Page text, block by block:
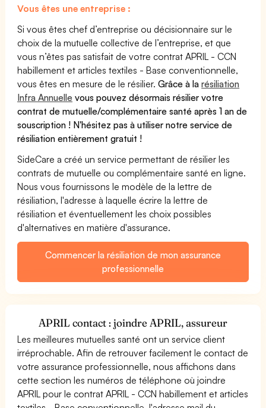
Vous êtes une entreprise :
Si vous êtes chef d’entreprise ou décisionnaire sur le
choix de la mutuelle collective de l’entreprise, et que
vous n’êtes pas satisfait de votre contrat APRIL - CCN
habillement et articles textiles - Base conventionnelle,
vous êtes en mesure de le résilier.Grâce à larésiliation
Infra Annuelle vous pouvez désormais résilier votre
contrat de mutuelle/complémentaire santé après 1 an de
souscription ! N'hésitez pas à utiliser notre service de
résiliation entièrement gratuit !
SideCare a créé un service permettant de résilier les
contrats de mutuelle ou complémentaire santé en ligne.
Nous vous fournissons le modèle de la lettre de
résiliation, l'adresse à laquelle écrire la lettre de
résiliation et éventuellement les choix possibles
d'alternatives en matière d'assurance.
Commencer la résiliation de mon assurance
professionnelle
APRIL contact : joindre APRIL, assureur
Les meilleures mutuelles santé ont un service client
irréprochable. Afin de retrouver facilement le contact de
votre assurance professionnelle, nous affichons dans
cette section les numéros de téléphone où joindre
APRIL pour le contrat APRIL - CCN habillement et articles